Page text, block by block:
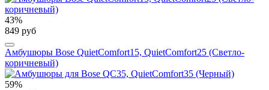
43%
849 руб
Амбушюры Bose QuietComfort15, QuietComfort25 (Светло-
коричневый)
59%